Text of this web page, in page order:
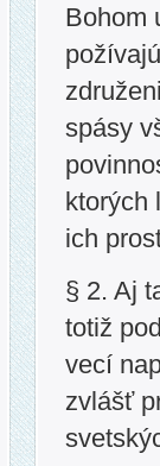
Bohom
spásy
ktorých
ich
§ 2. Aj
totiž
vecí
zvlášť